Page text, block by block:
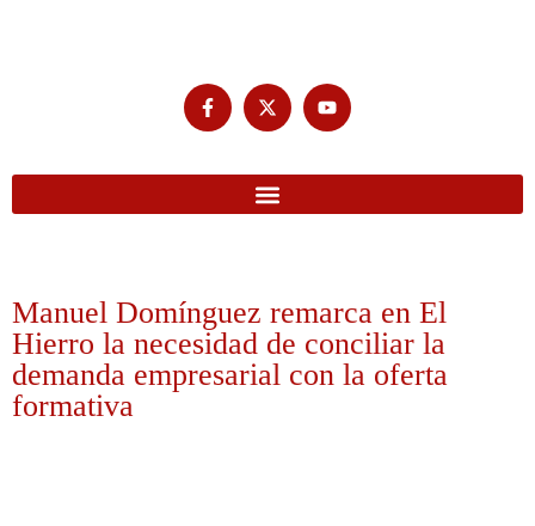
Manuel Domínguez remarca en El
Hierro la necesidad de conciliar la
demanda empresarial con la oferta
formativa